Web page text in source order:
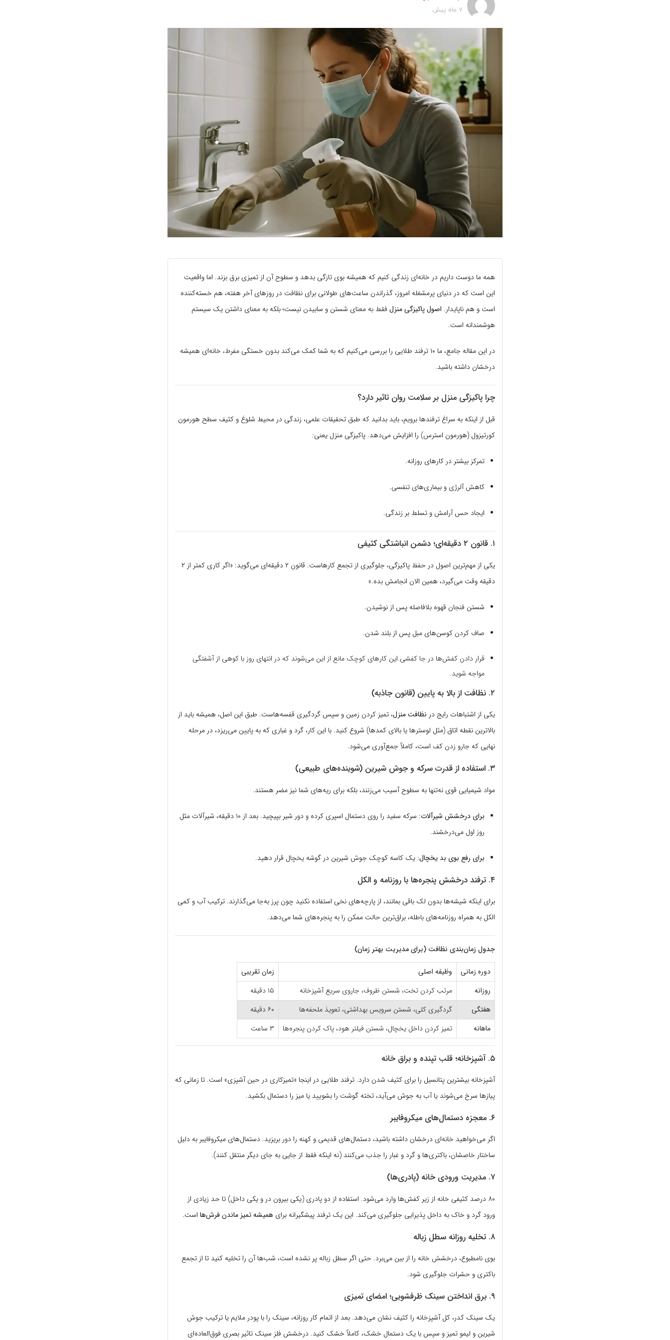
7 ماه پیش
همه ما دوست داریم در خانه‌ای زندگی کنیم که همیشه بوی تازگی بدهد و سطوح آن از تمیزی برق بزند. اما واقعیت
این است که در دنیای پرمشغله امروز، گذراندن ساعت‌های طولانی برای نظافت در روزهای آخر هفته، هم خسته‌کننده
است و هم ناپایدار. اصول پاکیزگی منزل فقط به معنای شستن و سابیدن نیست؛ بلکه به معنای داشتن یک سیستم
هوشمندانه است.
در این مقاله جامع، ما ۱۰ ترفند طلایی را بررسی می‌کنیم که به شما کمک می‌کند بدون خستگی مفرط، خانه‌ای همیشه
درخشان داشته باشید.
چرا پاکیزگی منزل بر سلامت روان تاثیر دارد؟
قبل از اینکه به سراغ ترفندها برویم، باید بدانید که طبق تحقیقات علمی، زندگی در محیط شلوغ و کثیف سطح هورمون
کورتیزول (هورمون استرس) را افزایش می‌دهد. پاکیزگی منزل یعنی:
تمرکز بیشتر در کارهای روزانه.
کاهش آلرژی و بیماری‌های تنفسی.
ایجاد حس آرامش و تسلط بر زندگی.
۱. قانون ۲ دقیقه‌ای؛ دشمن انباشتگی کثیفی
یکی از مهم‌ترین اصول در حفظ پاکیزگی، جلوگیری از تجمع کارهاست. قانون ۲ دقیقه‌ای می‌گوید: «اگر کاری کمتر از ۲
دقیقه وقت می‌گیرد، همین الان انجامش بده.»
شستن فنجان قهوه بلافاصله پس از نوشیدن.
صاف کردن کوسن‌های مبل پس از بلند شدن.
قرار دادن کفش‌ها در جا کفشی.این کارهای کوچک مانع از این می‌شوند که در انتهای روز با کوهی از آشفتگی
مواجه شوید.
۲. نظافت از بالا به پایین (قانون جاذبه)
یکی از اشتباهات رایج در نظافت منزل، تمیز کردن زمین و سپس گردگیری قفسه‌هاست. طبق این اصل، همیشه باید از
بالاترین نقطه اتاق (مثل لوسترها یا بالای کمدها) شروع کنید. با این کار، گرد و غباری که به پایین می‌ریزد، در مرحله
نهایی که جارو زدن کف است، کاملاً جمع‌آوری می‌شود.
۳. استفاده از قدرت سرکه و جوش شیرین (شوینده‌های طبیعی)
مواد شیمیایی قوی نه‌تنها به سطوح آسیب می‌زنند، بلکه برای ریه‌های شما نیز مضر هستند.
برای درخشش شیرآلات:
سرکه سفید را روی دستمال اسپری کرده و دور شیر بپیچید. بعد از ۱۰ دقیقه، شیرآلات مثل
روز اول می‌درخشند.
برای رفع بوی بد یخچال: یک کاسه کوچک جوش شیرین در گوشه یخچال قرار دهید.
۴. ترفند درخشش پنجره‌ها با روزنامه و الکل
برای اینکه شیشه‌ها بدون لک باقی بمانند، از پارچه‌های نخی استفاده نکنید چون پرز به‌جا می‌گذارند. ترکیب آب و کمی
الکل به همراه روزنامه‌های باطله، براق‌ترین حالت ممکن را به پنجره‌های شما می‌دهد.
جدول زمان‌بندی نظافت (برای مدیریت بهتر زمان)
دوره زمانی وظیفه اصلی
زمان تقریبی
روزانه
مرتب کردن تخت، شستن ظروف، جاروی سریع آشپزخانه
۱۵ دقیقه
هفتگی
گردگیری کلی، شستن سرویس بهداشتی، تعویذ ملحفه‌ها
۶۰ دقیقه
ماهانه
تمیز کردن داخل یخچال، شستن فیلتر هود، پاک کردن پنجره‌ها ۳ ساعت
۵. آشپزخانه؛ قلب تپنده و براق خانه
آشپزخانه بیشترین پتانسیل را برای کثیف شدن دارد. ترفند طلایی در اینجا «تمیزکاری در حین آشپزی» است. تا زمانی که
پیازها سرخ می‌شوند یا آب به جوش می‌آید، تخته گوشت را بشویید یا میز را دستمال بکشید.
۶. معجزه دستمال‌های میکروفایبر
اگر می‌خواهید خانه‌ای درخشان داشته باشید، دستمال‌های قدیمی و کهنه را دور بریزید. دستمال‌های میکروفایبر به دلیل
ساختار خاصشان، باکتری‌ها و گرد و غبار را جذب می‌کنند (نه اینکه فقط از جایی به جای دیگر منتقل کنند).
۷. مدیریت ورودی خانه (پادری‌ها)
۸۰ درصد کثیفی خانه از زیر کفش‌ها وارد می‌شود. استفاده از دو پادری (یکی بیرون در و یکی داخل) تا حد زیادی از
ورود گرد و خاک به داخل پذیرایی جلوگیری می‌کند. این یک ترفند پیشگیرانه برای همیشه تمیز ماندن فرش‌ها است.
۸. تخلیه روزانه سطل زباله
بوی نامطبوع، درخشش خانه را از بین می‌برد. حتی اگر سطل زباله پر نشده است، شب‌ها آن را تخلیه کنید تا از تجمع
باکتری و حشرات جلوگیری شود.
۹. برق انداختن سینک ظرفشویی؛ امضای تمیزی
یک سینک کدر، کل آشپزخانه را کثیف نشان می‌دهد. بعد از اتمام کار روزانه، سینک را با پودر ملایم یا ترکیب جوش
شیرین و لیمو تمیز و سپس با یک دستمال خشک، کاملاً خشک کنید. درخشش فلز سینک تاثیر بصری فوق‌العاده‌ای